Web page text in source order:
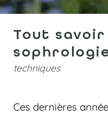
Tout
techniques
Ces dernières